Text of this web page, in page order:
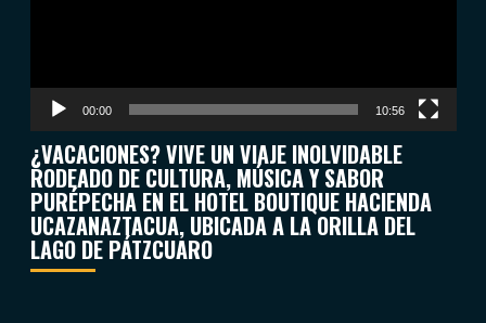
00:00 10:56
¿VACACIONES? VIVE UN VIAJE INOLVIDABLE
RODEADO DE CULTURA, MÚSICA Y SABOR
PURÉPECHA EN EL HOTEL BOUTIQUE HACIENDA
UCAZANAZTACUA, UBICADA A LA ORILLA DEL
LAGO DE PÁTZCUARO